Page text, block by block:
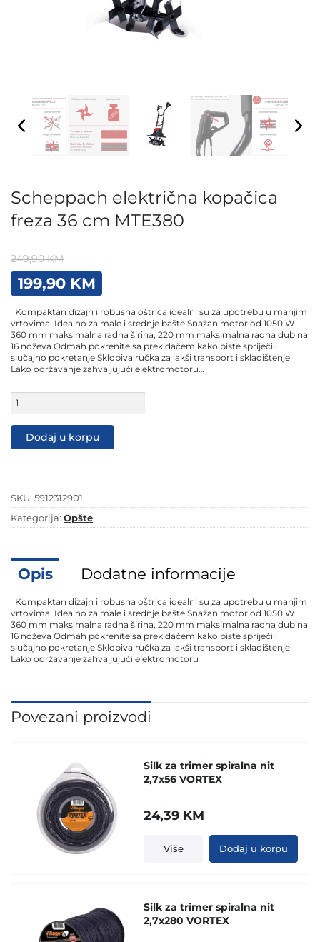
Scheppach električna kopačica
freza 36 cm MTE380
249,90KM
Original
price
was:
249,90 KM.
199,90 KM
Current
price
is:
199,90 KM.
Kompaktan dizajn i robusna oštrica idealni su za upotrebu u manjim
vrtovima. Idealno za male i srednje bašte Snažan motor od 1050 W
360 mm maksimalna radna širina, 220 mm maksimalna radna dubina
16 noževa Odmah pokrenite sa prekidačem kako biste spriječili
slučajno pokretanje Sklopiva ručka za lakši transport i skladištenje
Lako održavanje zahvaljujući elektromotoru…
Scheppach
električna
freza
količina
Dodaj u korpu
SKU: 5912312901
Kategorija: Opšte
Opis Dodatne informacije
Kompaktan dizajn i robusna oštrica idealni su za upotrebu u manjim
vrtovima. Idealno za male i srednje bašte Snažan motor od 1050 W
360 mm maksimalna radna širina, 220 mm maksimalna radna dubina
16 noževa Odmah pokrenite sa prekidačem kako biste spriječili
slučajno pokretanje Sklopiva ručka za lakši transport i skladištenje
Lako održavanje zahvaljujući elektromotoru
Povezani proizvodi
Silk za trimer spiralna nit
2,7x56 VORTEX
24,39 KM
Više Dodaj u korpu
Silk za trimer spiralna nit
2,7x280 VORTEX